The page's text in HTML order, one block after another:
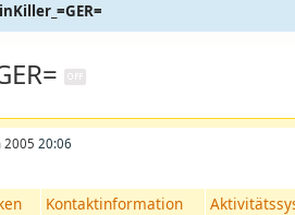
2005 20:06
Kontaktinformation